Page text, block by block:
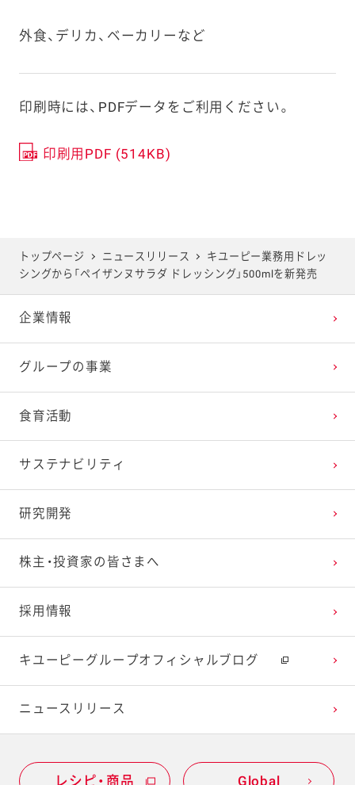
外食、デリカ、ベーカリーなど
印刷時には、PDFデータをご利用ください。
印刷用PDF (514KB)
トップページ ニュースリリース
キユーピー業務用ドレッ
シングから「ペイザンヌサラダ ドレッシング」500mlを新発売
企業情報
グループの事業
食育活動
サステナビリティ
研究開発
株主・投資家の皆さまへ
採用情報
キユーピーグループオフィシャルブログ
ニュースリリース
レシピ・商品 Global